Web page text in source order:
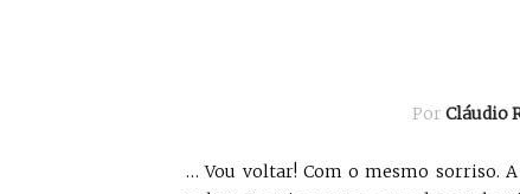
PorCláudio
… Vou voltar! Com o mesmo sorriso.